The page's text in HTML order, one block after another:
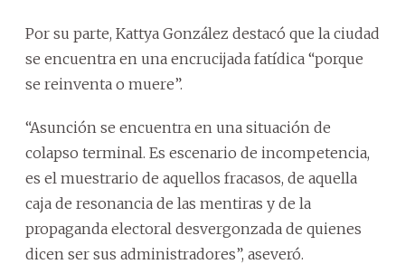
Por su parte, Kattya González destacó que la ciudad
se encuentra en una encrucijada fatídica “porque
se reinventa o muere”.
“Asunción se encuentra en una situación de
colapso terminal. Es escenario de incompetencia,
es el muestrario de aquellos fracasos, de aquella
caja de resonancia de las mentiras y de la
propaganda electoral desvergonzada de quienes
dicen ser sus administradores”, aseveró.